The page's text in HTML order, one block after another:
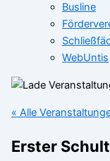
Busline
WebUntis
« Alle
Erster